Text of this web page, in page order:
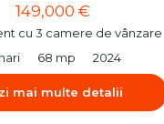
149,000 €
cu 3 camere de vânzare
68 mp 2024
mai multe detalii